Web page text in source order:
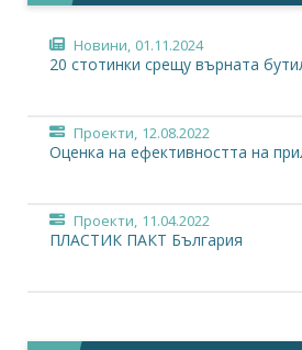
Новини, 01.11.2024
20 стотинки срещу върната
Проекти, 12.08.2022
Оценка на ефективността на
Проекти, 11.04.2022
ПЛАСТИК ПАКТ България